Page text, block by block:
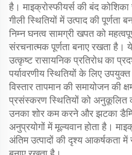
है। माइक्रोस्फीयर्स की बंद
गीली स्थितियों में उत्पाद की
निम्न घनत्व सामग्री खपत को
संरचनात्मक पूर्णता बनाए रखता
उत्कृष्ट रासायनिक प्रतिरोध का
पर्यावरणीय स्थितियों के लिए
विस्तार तापमान की समायोजन की
प्रसंस्करण स्थितियों को
उनका शोर कम करने और झटका
अनुप्रयोगों में मूल्यवान होता है।
अंतिम उत्पादों की दृश्य आकर्षकता